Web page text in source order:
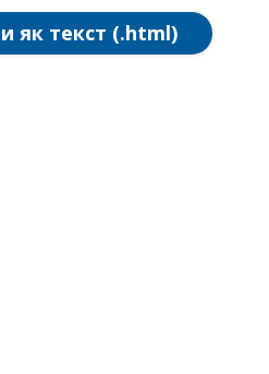
як текст (.html)